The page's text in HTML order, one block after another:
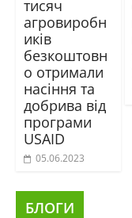
тисяч
агровиробн
иків
безкоштовн
о отримали
насіння та
добрива від
програми
USAID
05.06.2023
БЛОГИ